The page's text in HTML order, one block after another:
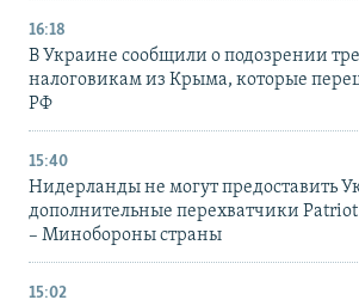
16:18
В Украине сообщили о подозрении
налоговикам из Крыма, которые
РФ
15:40
Нидерланды не могут предоставить
дополнительные перехватчики Patriot
– Минобороны страны
15:02